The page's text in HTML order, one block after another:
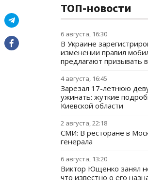
ТОП-новости
6 августа, 16:30
В Украине
изменении правил
предлагают призывать
4 августа, 16:45
Зарезал 17-летнюю
ужинать: жуткие
Киевской области
2 августа, 22:18
СМИ: В ресторане в
генерала
6 августа, 13:20
Виктор Ющенко занял
что известно о его